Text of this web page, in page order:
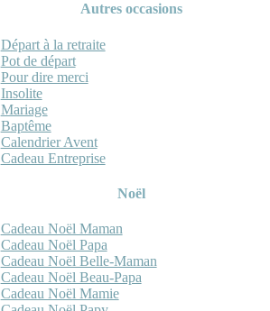
Autres occasions
Départ à la retraite
Pot de départ
Pour dire merci
Insolite
Mariage
Baptême
Calendrier Avent
Cadeau Entreprise
Noël
Cadeau Noël Maman
Cadeau Noël Papa
Cadeau Noël Belle-Maman
Cadeau Noël Beau-Papa
Cadeau Noël Mamie